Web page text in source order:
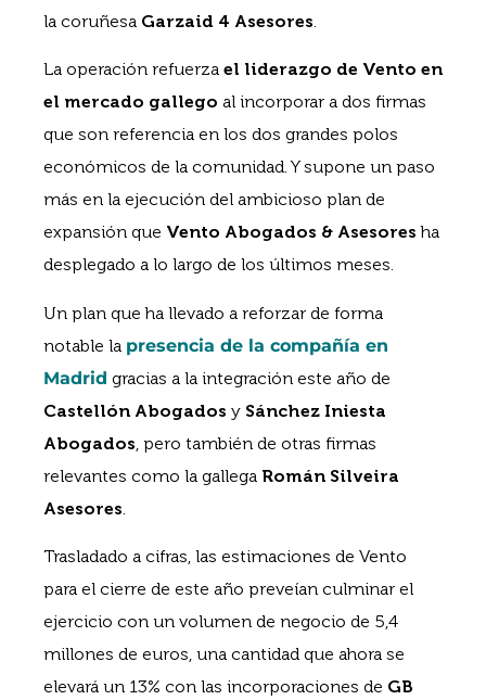
la coruñesa Garzaid 4 Asesores.
La operación refuerza el liderazgo de Vento en
el mercado gallego al incorporar a dos firmas
que son referencia en los dos grandes polos
económicos de la comunidad. Y supone un paso
más en la ejecución del ambicioso plan de
expansión que Vento Abogados & Asesores ha
desplegado a lo largo de los últimos meses.
Un plan que ha llevado a reforzar de forma
notable la presencia de la compañía en
Madrid gracias a la integración este año de
Castellón Abogados y Sánchez Iniesta
Abogados , pero también de otras firmas
relevantes como la gallega Román Silveira
Asesores
Trasladado a cifras, las estimaciones de Vento
para el cierre de este año preveían culminar el
ejercicio con un volumen de negocio de 5,4
millones de euros, una cantidad que ahora se
elevará un 13% con las incorporaciones de GB